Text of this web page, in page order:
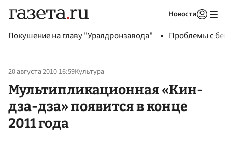
Новости
Покушение на главу "Уралдронзавода" Проблемы с
20 августа 2010 16:59Культура
Мультипликационная «Кин-
дза-дза» появится в конце
2011 года